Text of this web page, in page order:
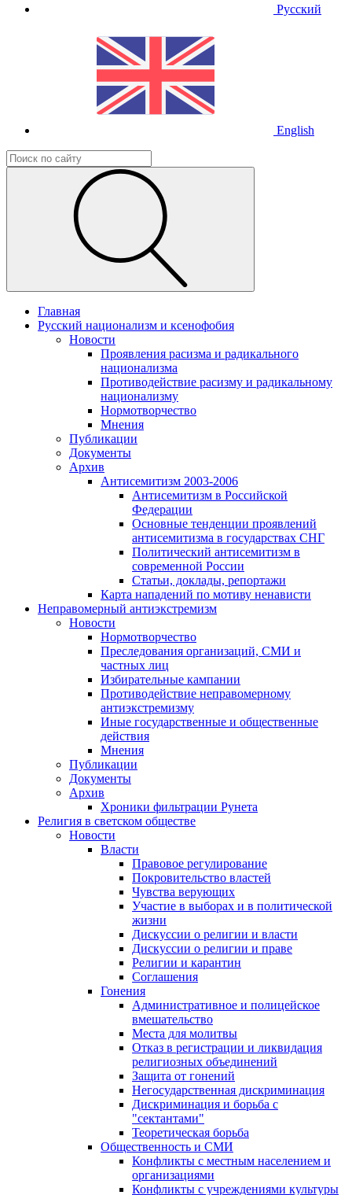
Русский
English
Главная
Русский национализм и ксенофобия
Новости
Проявления расизма и радикального
национализма
Противодействие расизму и радикальному
национализму
Нормотворчество
Мнения
Публикации
Документы
Архив
Антисемитизм 2003-2006
Антисемитизм в Российской
Федерации
Основные тенденции проявлений
антисемитизма в государствах СНГ
Политический антисемитизм в
современной России
Статьи, доклады, репортажи
Карта нападений по мотиву ненависти
Неправомерный антиэкстремизм
Новости
Нормотворчество
Преследования организаций, СМИ и
частных лиц
Избирательные кампании
Противодействие неправомерному
антиэкстремизму
Иные государственные и общественные
действия
Мнения
Публикации
Документы
Архив
Хроники фильтрации Рунета
Религия в светском обществе
Новости
Власти
Правовое регулирование
Покровительство властей
Чувства верующих
Участие в выборах и в политической
жизни
Дискуссии о религии и власти
Дискуссии о религии и праве
Религии и карантин
Соглашения
Гонения
Административное и полицейское
вмешательство
Места для молитвы
Отказ в регистрации и ликвидация
религиозных объединений
Защита от гонений
Негосударственная дискриминация
Дискриминация и борьба с
"сектантами"
Теоретическая борьба
Общественность и СМИ
Конфликты с местным населением и
организациями
Конфликты с учреждениями культуры